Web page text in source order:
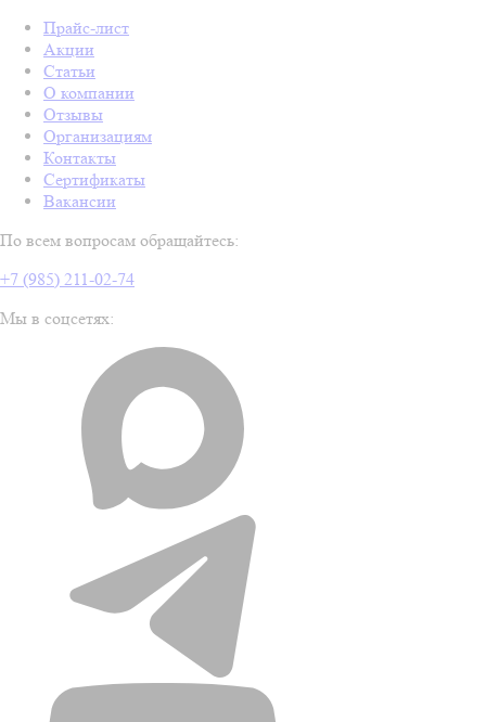
Прайс-лист
Акции
Статьи
О компании
Отзывы
Организациям
Контакты
Сертификаты
Вакансии
По всем вопросам обращайтесь:
+7 (985) 211-02-74
Мы в соцсетях: